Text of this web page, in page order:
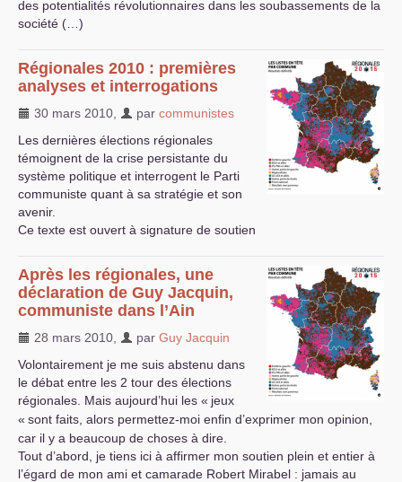
des potentialités révolutionnaires dans les soubassements de la
société (…)
Régionales 2010 : premières
analyses et interrogations
30 mars 2010 par communistes
Les dernières élections régionales
témoignent de la crise persistante du
système politique et interrogent le Parti
communiste quant à sa stratégie et son
avenir.
Ce texte est ouvert à signature de soutien
Après les régionales, une
déclaration de Guy Jacquin,
communiste dans l’Ain
28 mars 2010 par Guy Jacquin
Volontairement je me suis abstenu dans
le débat entre les 2 tour des élections
régionales. Mais aujourd’hui les « jeux
« sont faits, alors permettez-moi enfin d’exprimer mon opinion,
car il y a beaucoup de choses à dire.
Tout d’abord, je tiens ici à affirmer mon soutien plein et entier à
l’égard de mon ami et camarade Robert Mirabel : jamais au